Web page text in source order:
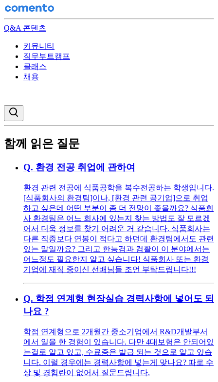
Q&A 콘텐츠
커뮤니티
직무부트캠프
클래스
채용
함께 읽은 질문
Q. 환경 전공 취업에 관하여
환경 관련 전공에 식품공학을 복수전공하는 학생입니다.
[식품회사의 환경팀]이나, [환경 관련 공기업]으로 취업
하고 싶은데 어떤 부분이 좀 더 전망이 좋을까요? 식품회
사 환경팀은 어느 회사에 있는지 찾는 방법도 잘 모르겠
어서 더욱 정보를 찾기 어려운 거 같습니다. 식품회사는
다른 직종보다 연봉이 적다고 하던데 환경팀에서도 관련
있는 말일까요? 그리고 한능검과 컴활이 이 분야에서는
어느정도 필요한지 알고 싶습니다! 식품회사 또는 환경
기업에 재직 중이신 선배님들 조언 부탁드립니다!!!
Q. 학점 연계형 현장실습 경력사항에 넣어도 되
나요 ?
학점 연계형으로 2개월간 중소기업에서 R&D개발부서
에서 일을 한 경험이 있습니다. 다만 4대보험은 안되어있
는걸로 알고 있고, 수료증은 발급 되는 것으로 알고 있습
니다. 이럴 경우에는 경력사항에 넣는게 맞나요? 따로 수
상 및 경험란이 없어서 질문드립니다.